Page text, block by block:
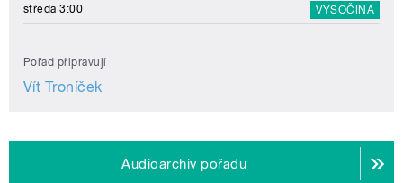
středa 3:00 VYSOČINA
Pořad připravují
Vít Troníček
Audioarchiv pořadu